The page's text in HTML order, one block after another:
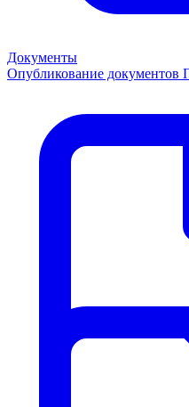
Документы
Опубликование